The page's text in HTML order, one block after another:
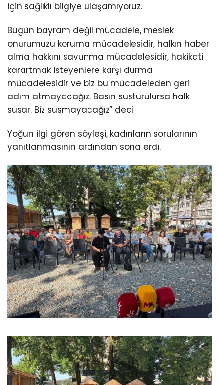
için sağlıklı bilgiye ulaşamıyoruz.
Bugün bayram değil mücadele, meslek
onurumuzu koruma mücadelesidir, halkın haber
alma hakkını savunma mücadelesidir, hakikati
karartmak isteyenlere karşı durma
mücadelesidir ve biz bu mücadeleden geri
adım atmayacağız. Basın susturulursa halk
susar. Biz susmayacağız” dedi
Yoğun ilgi gören söyleşi, kadınların sorularının
yanıtlanmasının ardından sona erdi.